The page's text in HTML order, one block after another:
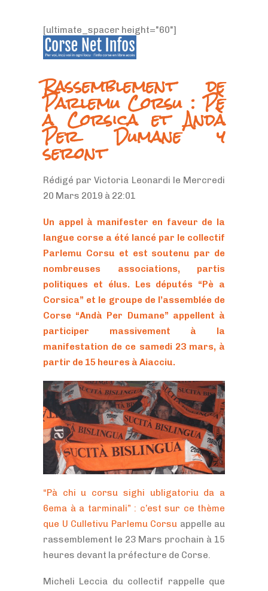
[ultimate_spacer height="60"]
Rassemblement de
Parlemu Corsu : Pè
a Corsica et Andà
Per Dumane y
seront
Rédigé par Victoria Leonardi le Mercredi
20 Mars 2019 à 22:01
Un appel à manifester en faveur de la
langue corse a été lancé par le collectif
Parlemu Corsu et est soutenu par de
nombreuses associations, partis
politiques et élus. Les députés “Pè a
Corsica” et le groupe de l’assemblée de
Corse “Andà Per Dumane” appellent à
participer massivement à la
manifestation de ce samedi 23 mars, à
partir de 15 heures à Aiacciu.
“Pà chi u corsu sighi ubligatoriuda a
6ema à a tarminali” : c’est sur ce thème
que U Culletivu Parlemu Corsu appelle au
rassemblement le 23 Mars prochain à 15
heures devant la préfecture de Corse.
Micheli Leccia du collectif rappelle que